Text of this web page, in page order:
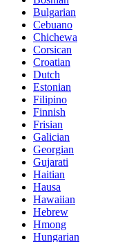
Bulgarian
Cebuano
Chichewa
Corsican
Croatian
Dutch
Estonian
Filipino
Finnish
Frisian
Galician
Georgian
Gujarati
Haitian
Hausa
Hawaiian
Hebrew
Hmong
Hungarian